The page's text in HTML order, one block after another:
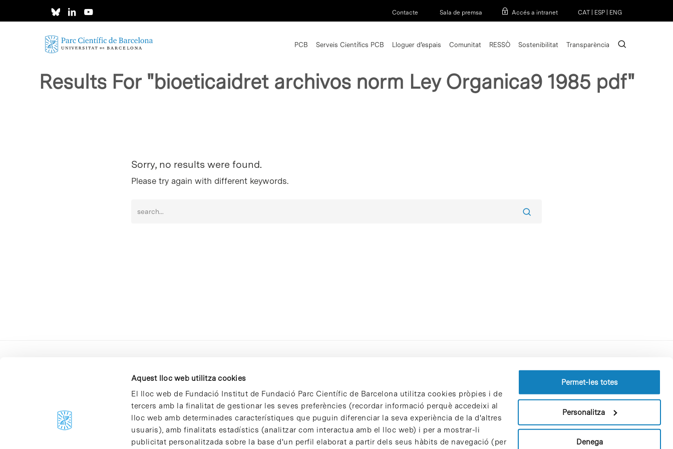
Aquest lloc web utilitza cookies
El lloc web de Fundació Institut de Fundació Parc Científic de Barcelona utilitza cookies pròpies i de
tercers amb la finalitat de gestionar les seves preferències (recordar informació perquè accedeixi al
lloc web amb determinades característiques que puguin diferenciar la seva experiència de la d'altres
usuaris), amb finalitats estadístics (analitzar com interactua amb el lloc web) i per a mostrar-li
publicitat personalitzada sobre la base d'un perfil elaborat a partir dels seus hàbits de navegació (per
Permet-les totes
Personalitza
Denega
Contacte Sala de premsa Accés a intranet CAT ESP ENG
PCB Serveis Científics PCB Lloguer d’espais Comunitat RESSÒ Sostenibilitat Transparència search
Results For "bioeticaidret archivos norm Ley Organica9 1985 pdf"
Sorry, no results were found.
Please try again with different keywords.
C/Baldiri Reixac, 4-12 i 15
Perfil del contractant
Política de privacitat
Política de cookies
Patrons i patrocinadors
Borsa de treball